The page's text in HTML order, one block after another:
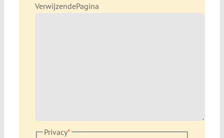
VerwijzendePagina
Privacy*